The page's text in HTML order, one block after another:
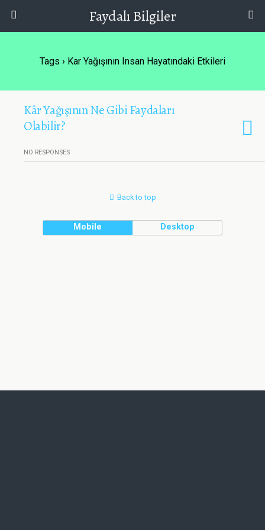
Faydalı Bilgiler
Tags › Kar Yağışının Insan Hayatındaki Etkileri
Kâr Yağışının Ne Gibi Faydaları
Olabilir?
NO RESPONSES
Back to top
Mobile Desktop